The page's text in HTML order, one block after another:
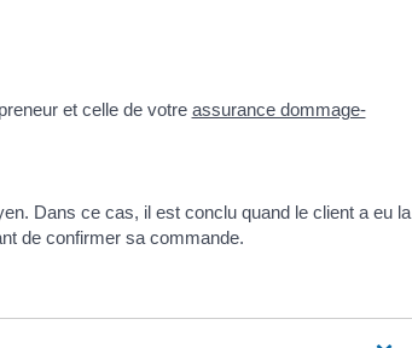
et celle de votre assurance dommage-
Dans ce cas, il est conclu quand le client a eu la
de confirmer sa commande.